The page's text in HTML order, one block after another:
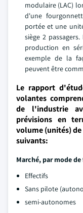
modulaire (LAC)
d'une
portée et une
siège 2
production en
exemple de la
peuvent être
Le rapport
volantes
de l'industrie
prévisions en
volume (unités) de
suivants:
Marché, par mode
Effectifs
Sans pilote
semi-autonomes